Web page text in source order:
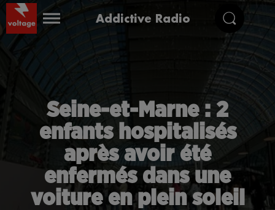
Addictive Radio
Seine-et-Marne : 2
enfants hospitalisés
après avoir été
enfermés dans une
voiture en plein soleil